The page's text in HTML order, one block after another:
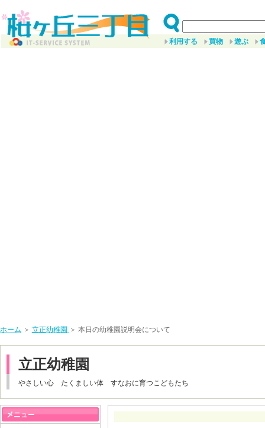
利用する 買物 遊ぶ
ホーム ＞ 立正幼稚園 ＞ 本日の幼稚園説明会について
立正幼稚園
やさしい心 たくましい体 すなおに育つこどもたち